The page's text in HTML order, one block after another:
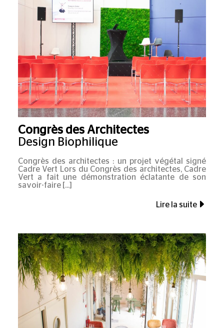
Congrès des Architectes
Design Biophilique
Congrès des architectes : un projet végétal signé
Cadre Vert Lors du Congrès des architectes, Cadre
Vert a fait une démonstration éclatante de son
savoir-faire
Lire la suite